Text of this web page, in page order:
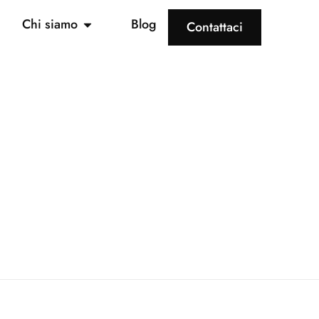
Chi siamo Blog Contattaci